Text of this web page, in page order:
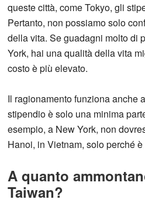
queste città, come Tokyo, gli
Pertanto, non possiamo solo
della vita. Se guadagni molto di
York, hai una qualità della vita
costo è più elevato.
Il ragionamento funziona anche
stipendio è solo una minima
esempio, a New York, non
Hanoi, in Vietnam, solo perché
A quanto
Taiwan?